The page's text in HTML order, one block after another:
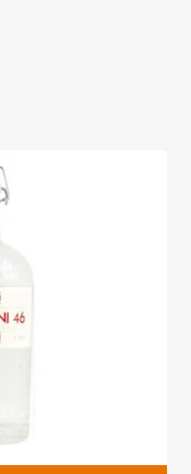
Warenkorb.
SHOP